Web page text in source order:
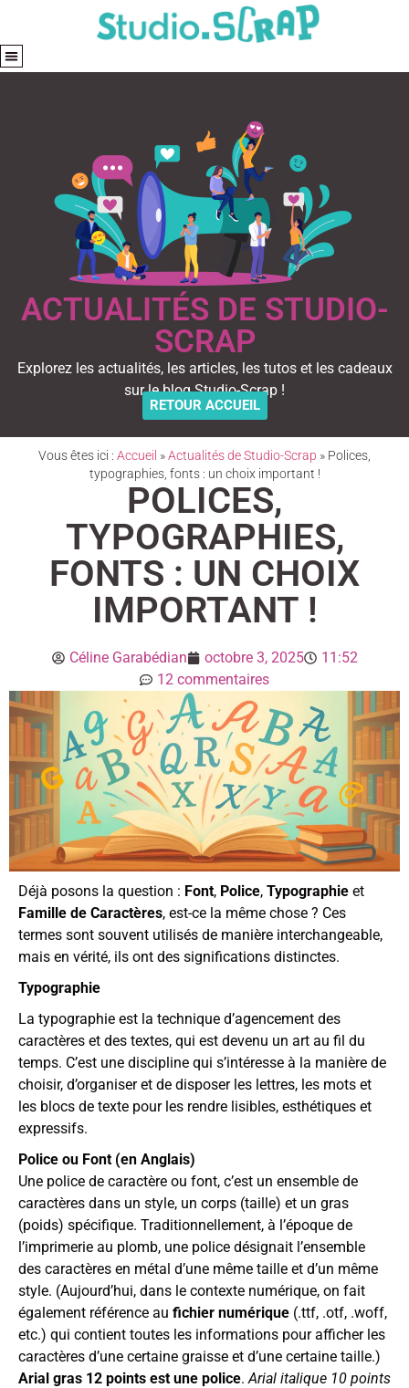
ACTUALITÉS DE STUDIO-
SCRAP
Explorez les actualités, les articles, les tutos et les cadeaux
sur le blog Studio-Scrap !
RETOUR ACCUEIL
Vous êtes ici : Accueil »Actualités de Studio-Scrap » Polices,
typographies, fonts : un choix important !
POLICES,
TYPOGRAPHIES,
FONTS : UN CHOIX
IMPORTANT !
Céline Garabédian octobre 3, 2025
11:52
12 commentaires
Déjà posons la question : Font, Police, Typographie et
Famille de Caractères, est-ce la même chose ? Ces
termes sont souvent utilisés de manière interchangeable,
mais en vérité, ils ont des significations distinctes.
Typographie
La typographie est la technique d’agencement des
caractères et des textes, qui est devenu un art au fil du
temps. C’est une discipline qui s’intéresse à la manière de
choisir, d’organiser et de disposer les lettres, les mots et
les blocs de texte pour les rendre lisibles, esthétiques et
expressifs.
Police ou Font (en Anglais)
Une police de caractère ou font, c’est un ensemble de
caractères dans un style, un corps (taille) et un gras
(poids) spécifique. Traditionnellement, à l’époque de
l’imprimerie au plomb, une police désignait l’ensemble
des caractères en métal d’une même taille et d’un même
style. (Aujourd’hui, dans le contexte numérique, on fait
également référence au fichier numérique (.ttf, .otf, .woff,
etc.) qui contient toutes les informations pour afficher les
caractères d’une certaine graisse et d’une certaine taille.)
Arial gras 12 points est une police.Arial italique 10 points